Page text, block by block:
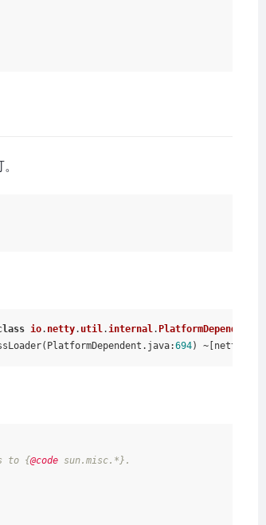
io. netty. util . internal . PlatformDependent0
694) ~[netty-all-
to {@code sun.misc.*}.